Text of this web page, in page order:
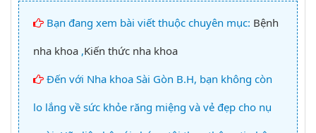
Bạn đang xem bài viết thuộc chuyên mục: Bệnh
nha khoa ,Kiến thức nha khoa
Đến với Nha khoa Sài Gòn B.H, bạn không còn
lo lắng về sức khỏe răng miệng và vẻ đẹp cho nụ